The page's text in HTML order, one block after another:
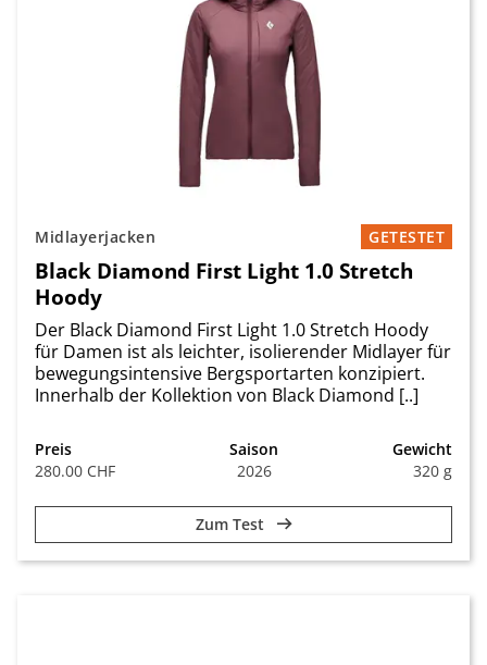
Midlayerjacken GETESTET
Black Diamond First Light 1.0 Stretch
Hoody
Der Black Diamond First Light 1.0 Stretch Hoody
für Damen ist als leichter, isolierender Midlayer für
bewegungsintensive Bergsportarten konzipiert.
Innerhalb der Kollektion von Black Diamond [..]
Preis
280.00 CHF
Saison
2026
Gewicht
320 g
Zum Test